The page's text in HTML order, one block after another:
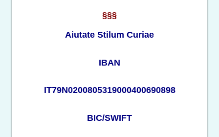
§§§
Aiutate Stilum Curiae
IBAN
IT79N0200805319000400690898
BIC/SWIFT